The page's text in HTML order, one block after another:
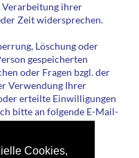
Cookies,
Verarbeitung ihrer
Zeit widersprechen.
Löschung oder
gespeicherten
oder Fragen bzgl. der
Verwendung Ihrer
erteilte Einwilligungen
bitte an folgende E-Mail-
iot.de